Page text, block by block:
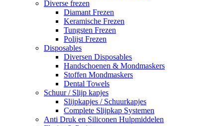
Diverse frezen
Diamant Frezen
Keramische Frezen
Tungsten Frezen
Polijst Frezen
Disposables
Diversen Disposables
Handschoenen & Mondmaskers
Stoffen Mondmaskers
Dental Towels
Schuur / Slijp kapjes
Slijpkapjes / Schuurkapjes
Complete Slijpkap Systemen
Anti Druk en Siliconen Hulpmiddelen